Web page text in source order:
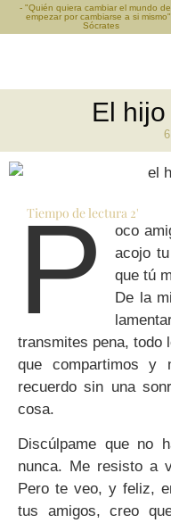
- "Quién quiera cambiar el mundo
empezar por cambiarse a si
Sócrates
El
Tiempo de lectura 2'
P
oco
acojo
que tú
De la
transmites pena, todo
que compartimos y
recuerdo sin una
cosa.
Discúlpame que no
nunca. Me resisto a
Pero te veo, y feliz,
tus amigos, creo